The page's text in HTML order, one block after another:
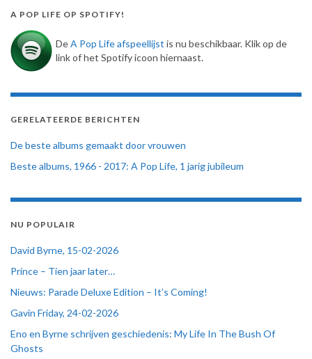
A POP LIFE OP SPOTIFY!
DeA Pop Life afspeellijst is nu beschikbaar. Klik op de
link of het Spotify icoon hiernaast.
GERELATEERDE BERICHTEN
De beste albums gemaakt door vrouwen
Beste albums, 1966 - 2017: A Pop Life, 1 jarig jubileum
NU POPULAIR
David Byrne, 15-02-2026
Prince – Tien jaar later…
Nieuws: Parade Deluxe Edition – It’s Coming!
Gavin Friday, 24-02-2026
Eno en Byrne schrijven geschiedenis: My Life In The Bush Of
Ghosts